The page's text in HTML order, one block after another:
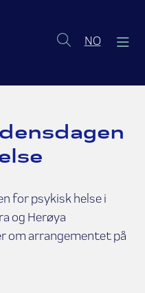
NONorsk
for psykisk helse i
og Herøya
om arrangementet på